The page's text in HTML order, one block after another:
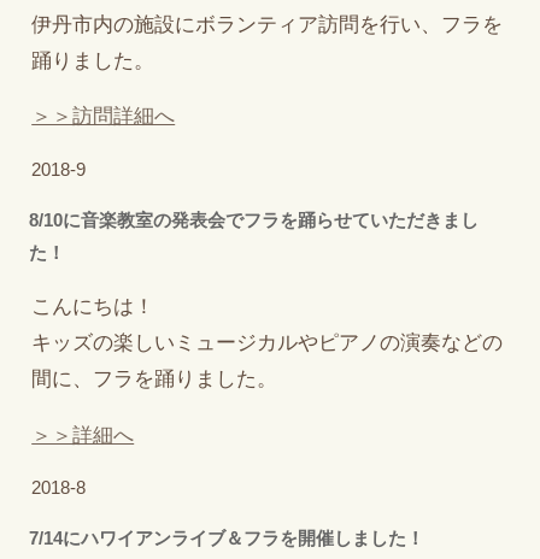
伊丹市内の施設にボランティア訪問を行い、フラを
踊りました。
＞＞訪問詳細へ
2018-9
8/10に音楽教室の発表会でフラを踊らせていただきまし
た！
こんにちは！
キッズの楽しいミュージカルやピアノの演奏などの
間に、フラを踊りました。
＞＞詳細へ
2018-8
7/14にハワイアンライブ＆フラを開催しました！